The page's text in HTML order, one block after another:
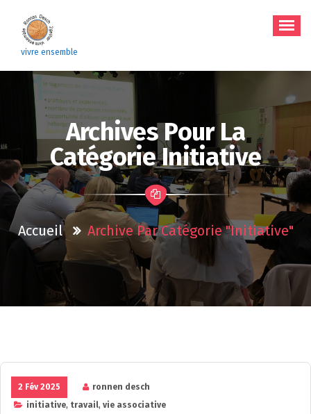
contenu
vivre ensemble
Archives Pour La
Catégorie Initiative
Accueil Archive Par Catégorie "initiative"
2 Fév 2025
ronnen desch
initiative, travail, vie associative